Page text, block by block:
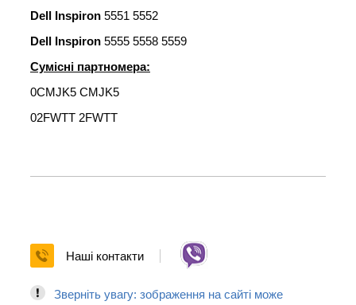
Dell Inspiron 5551 5552
Dell Inspiron 5555 5558 5559
Сумісні партномера:
0CMJK5 CMJK5
02FWTT 2FWTT
Наші контакти
Зверніть увагу: зображення на сайті може